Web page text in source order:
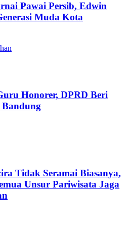
Pawai Persib, Edwin
Muda Kota
Honorer, DPRD Beri
Tidak Seramai Biasanya,
Unsur Pariwisata Jaga